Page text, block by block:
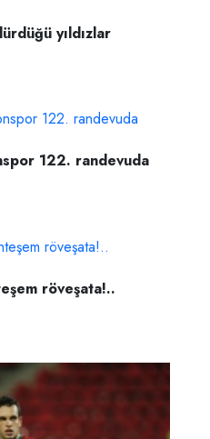
yıldızlar
122. randevuda
röveşata!..